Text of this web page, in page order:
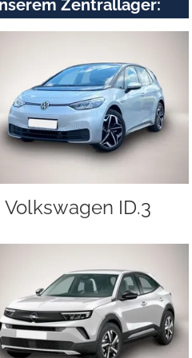
Zentrallager:
Volkswagen ID.3